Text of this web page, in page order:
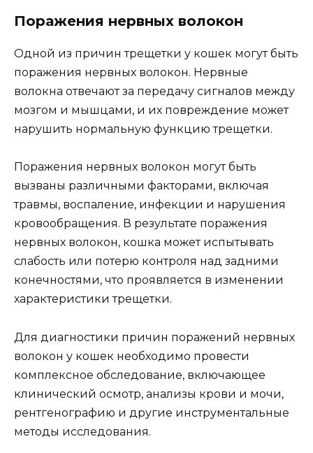
Поражения нервных волокон
Одной из причин трещетки у кошек могут быть
поражения нервных волокон. Нервные
волокна отвечают за передачу сигналов между
мозгом и мышцами, и их повреждение может
нарушить нормальную функцию трещетки.
Поражения нервных волокон могут быть
вызваны различными факторами, включая
травмы, воспаление, инфекции и нарушения
кровообращения. В результате поражения
нервных волокон, кошка может испытывать
слабость или потерю контроля над задними
конечностями, что проявляется в изменении
характеристики трещетки.
Для диагностики причин поражений нервных
волокон у кошек необходимо провести
комплексное обследование, включающее
клинический осмотр, анализы крови и мочи,
рентгенографию и другие инструментальные
методы исследования.